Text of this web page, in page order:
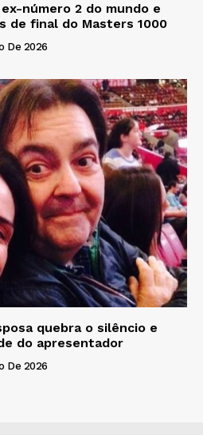
número 2 do mundo e
de final do Masters 1000
De 2026
quebra o silêncio e
do apresentador
De 2026